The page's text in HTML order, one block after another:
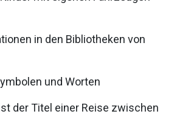
in den Bibliotheken von
und Worten
der Titel einer Reise zwischen